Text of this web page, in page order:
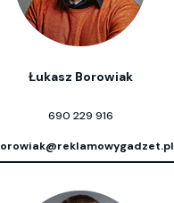
Łukasz Borowiak
690 229 916